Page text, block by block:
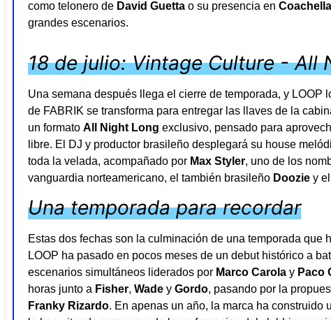
como telonero de David Guetta o su presencia en Coachella
grandes escenarios.
18 de julio: Vintage Culture - All
Una semana después llega el cierre de temporada, y LOOP
de FABRIK se transforma para entregar las llaves de la
un formato All Night Long exclusivo, pensado para
libre. El DJ y productor brasileño desplegará su house
toda la velada, acompañado por Max Styler, uno de los
vanguardia norteamericano, el también brasileño Doozie y
Una temporada para recordar
Estas dos fechas son la culminación de una temporada que
LOOP ha pasado en pocos meses de un debut histórico a
escenarios simultáneos liderados por Marco Carola y Paco
horas junto a Fisher, Wade y Gordo, pasando por la
Franky Rizardo. En apenas un año, la marca ha